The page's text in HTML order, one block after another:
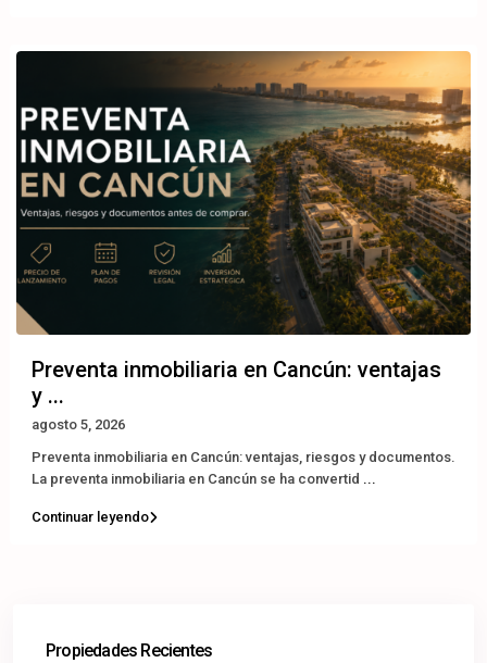
Preventa inmobiliaria en Cancún: ventajas
y ...
agosto 5, 2026
Preventa inmobiliaria en Cancún: ventajas, riesgos y documentos.
La preventa inmobiliaria en Cancún se ha convertid ...
Continuar leyendo
Propiedades Recientes